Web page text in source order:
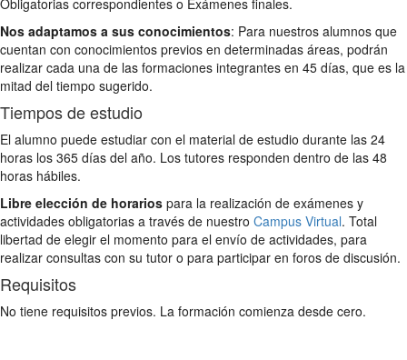
Nos adaptamos a sus conocimientos: Para nuestros alumnos que
cuentan con conocimientos previos en determinadas áreas, podrán
realizar cada una de las formaciones integrantes en 45 días, que es la
mitad del tiempo sugerido.
Tiempos de estudio
El alumno puede estudiar con el material de estudio durante las 24
horas los 365 días del año. Los tutores responden dentro de las 48
horas hábiles.
Libre elección de horarios para la realización de exámenes y
actividades obligatorias a través de nuestro Campus Virtual. Total
libertad de elegir el momento para el envío de actividades, para
realizar consultas con su tutor o para participar en foros de discusión.
Requisitos
No tiene requisitos previos. La formación comienza desde cero.